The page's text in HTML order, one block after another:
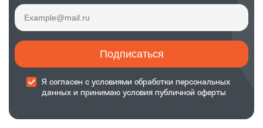
Подписаться
Я согласен с условиями обработки персональных
данных и принимаю условия публичной оферты